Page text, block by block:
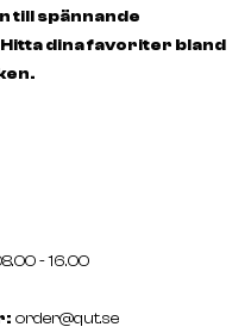
till spännande
dina favoriter bland
- 16.00
order@qut.se